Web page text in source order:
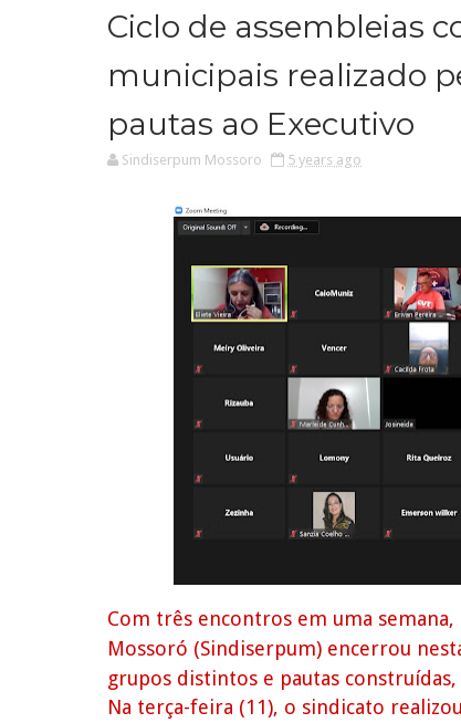
Ciclo de assembleias
municipais realizado
pautas ao Executivo
Sindiserpum Mossoro 5 years ago
Com três encontros em uma
Mossoró (Sindiserpum) encerrou
grupos distintos e pautas
Na terça-feira (11), o sindicato